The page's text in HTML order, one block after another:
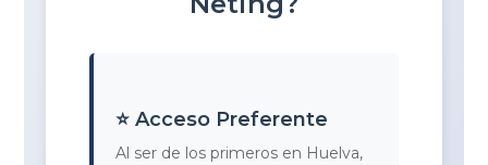
⭐ Acceso Preferente
Al ser de los primeros en Huelva,